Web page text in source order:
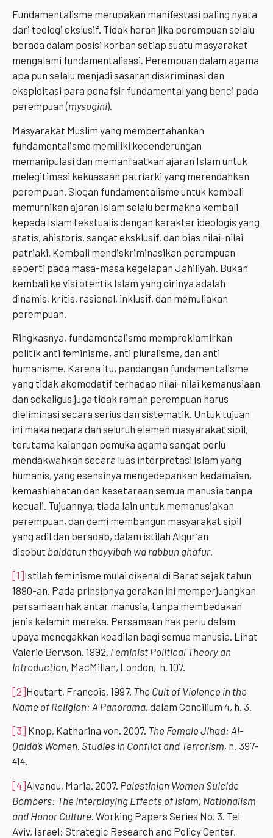
Fundamentalisme merupakan manifestasi paling nyata
dari teologi ekslusif. Tidak heran jika perempuan selalu
berada dalam posisi korban setiap suatu masyarakat
mengalami fundamentalisasi. Perempuan dalam agama
apa pun selalu menjadi sasaran diskriminasi dan
eksploitasi para penafsir fundamental yang benci pada
perempuan (mysogini).
Masyarakat Muslim yang mempertahankan
fundamentalisme memiliki kecenderungan
memanipulasi dan memanfaatkan ajaran Islam untuk
melegitimasi kekuasaan patriarki yang merendahkan
perempuan. Slogan fundamentalisme untuk kembali
memurnikan ajaran Islam selalu bermakna kembali
kepada Islam tekstualis dengan karakter ideologis yang
statis, ahistoris, sangat eksklusif, dan bias nilai-nilai
patriaki. Kembali mendiskriminasikan perempuan
seperti pada masa-masa kegelapan Jahiliyah. Bukan
kembali ke visi otentik Islam yang cirinya adalah
dinamis, kritis, rasional, inklusif, dan memuliakan
perempuan.
Ringkasnya, fundamentalisme memproklamirkan
politik anti feminisme, anti pluralisme, dan anti
humanisme. Karena itu, pandangan fundamentalisme
yang tidak akomodatif terhadap nilai-nilai kemanusiaan
dan sekaligus juga tidak ramah perempuan harus
dieliminasi secara serius dan sistematik. Untuk tujuan
ini maka negara dan seluruh elemen masyarakat sipil,
terutama kalangan pemuka agama sangat perlu
mendakwahkan secara luas interpretasi Islam yang
humanis, yang esensinya mengedepankan kedamaian,
kemashlahatan dan kesetaraan semua manusia tanpa
kecuali. Tujuannya, tiada lain untuk memanusiakan
perempuan, dan demi membangun masyarakat sipil
yang adil dan beradab, dalam istilah Alqur’an
disebut baldatun thayyibah wa rabbun ghafur.
[1]Istilah feminisme mulai dikenal di Barat sejak tahun
1890-an. Pada prinsipnya gerakan ini memperjuangkan
persamaan hak antar manusia, tanpa membedakan
jenis kelamin mereka. Persamaan hak perlu dalam
upaya menegakkan keadilan bagi semua manusia. Lihat
Valerie Bervson. 1992. Feminist Political Theory an
Introduction, MacMillan, London, h. 107.
[2]Houtart, Francois. 1997. The Cult of Violence in the
Name of Religion: A Panorama, dalam Concilium 4, h. 3.
[3] Knop, Katharina von. 2007. The Female Jihad: Al-
Qaida’s Women. Studies in Conflict and Terrorism, h. 397-
414.
[4]Alvanou, Maria. 2007. Palestinian Women Suicide
Bombers: The Interplaying Effects of Islam, Nationalism
and Honor Culture . Working Papers Series No. 3. Tel
Aviv, Israel: Strategic Research and Policy Center,